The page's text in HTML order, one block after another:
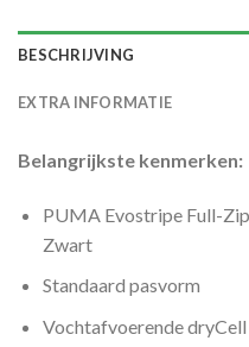
BESCHRIJVING
EXTRA INFORMATIE
Belangrijkste kenmerken:
PUMA Evostripe Full-
Zwart
Standaard pasvorm
Vochtafvoerende